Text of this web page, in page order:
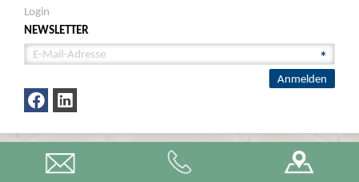
Login
NEWSLETTER